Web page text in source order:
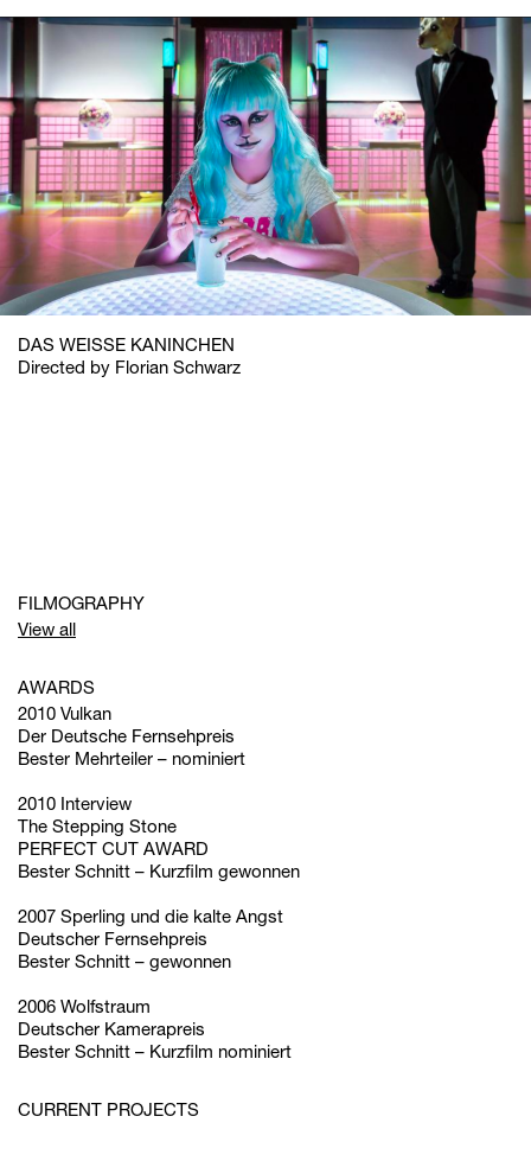
DAS WEISSE KANINCHEN
Directed by Florian Schwarz
FILMOGRAPHY
View all
AWARDS
2010 Vulkan
Der Deutsche Fernsehpreis
Bester Mehrteiler – nominiert
2010 Interview
The Stepping Stone
PERFECT CUT AWARD
Bester Schnitt – Kurzfilm gewonnen
2007 Sperling und die kalte Angst
Deutscher Fernsehpreis
Bester Schnitt – gewonnen
2006 Wolfstraum
Deutscher Kamerapreis
Bester Schnitt – Kurzfilm nominiert
CURRENT PROJECTS